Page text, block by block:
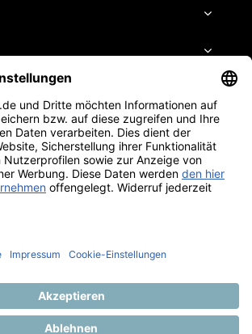
E-MAIL SCHREIBEN